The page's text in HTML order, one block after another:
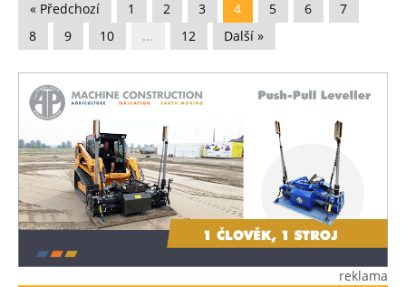
« Předchozí 1 2 3 4 5 6
7
8
9 10 ... 12 Další »
reklama